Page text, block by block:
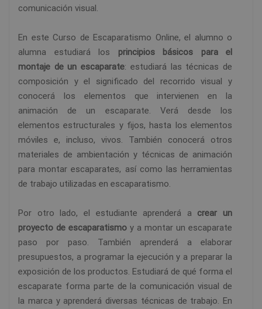
comunicación visual.
En este Curso de Escaparatismo Online, el alumno o
alumna estudiará los principios básicos para el
montaje de un escaparate: estudiará las técnicas de
composición y el significado del recorrido visual y
conocerá los elementos que intervienen en la
animación de un escaparate. Verá desde los
elementos estructurales y fijos, hasta los elementos
móviles e, incluso, vivos. También conocerá otros
materiales de ambientación y técnicas de animación
para montar escaparates, así como las herramientas
de trabajo utilizadas en escaparatismo.
Por otro lado, el estudiante aprenderá a crear un
proyecto de escaparatismo y a montar un escaparate
paso por paso. También aprenderá a elaborar
presupuestos, a programar la ejecución y a preparar la
exposición de los productos. Estudiará de qué forma el
escaparate forma parte de la comunicación visual de
la marca y aprenderá diversas técnicas de trabajo. En